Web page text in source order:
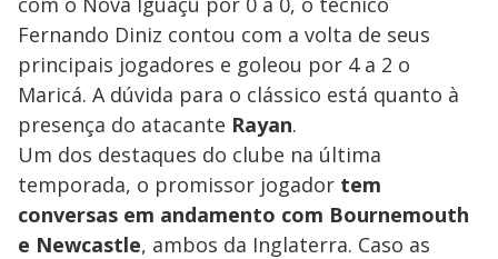
d
e
o
Fernando Diniz contou com a volta de seus
principais jogadores e goleou por 4 a 2 o
Maricá. A dúvida para o clássico está quanto à
presença do atacante Rayan.
Um dos destaques do clube na última
temporada, o promissor jogador tem
conversas em andamento com Bournemouth
e Newcastle, ambos da Inglaterra. Caso as